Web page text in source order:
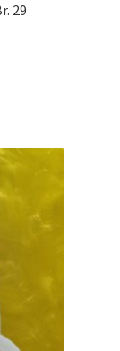
29